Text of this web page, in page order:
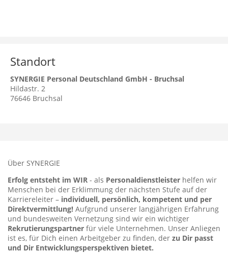
Standort
SYNERGIE Personal Deutschland GmbH - Bruchsal
Hildastr. 2
76646 Bruchsal
Über SYNERGIE
Erfolg entsteht im WIR - als Personaldienstleister helfen wir
Menschen bei der Erklimmung der nächsten Stufe auf der
Karriereleiter – individuell, persönlich, kompetent und per
Direktvermittlung! Aufgrund unserer langjährigen Erfahrung
und bundesweiten Vernetzung sind wir ein wichtiger
Rekrutierungspartner für viele Unternehmen. Unser Anliegen
ist es, für Dich einen Arbeitgeber zu finden, der zu Dir passt
und Dir Entwicklungsperspektiven bietet.